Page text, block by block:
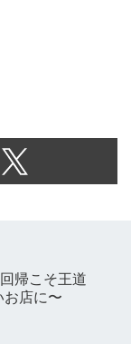
帰こそ王道
お店に〜